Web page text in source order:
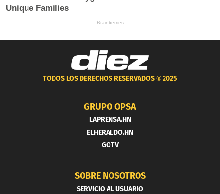
TODOS LOS DERECHOS RESERVADOS ®2025
GRUPO OPSA
LAPRENSA.HN
ELHERALDO.HN
GOTV
SOBRE NOSOTROS
SERVICIO AL USUARIO